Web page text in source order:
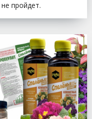
пройдет.